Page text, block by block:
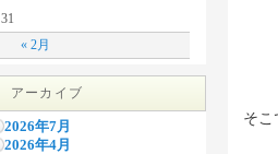
そこ
« 2月
31
アーカイブ
2026年7月
2026年4月